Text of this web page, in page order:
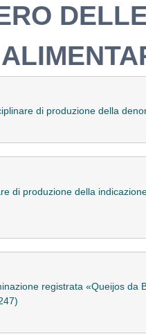
di produzione della
di produzione della
registrata «Queijos